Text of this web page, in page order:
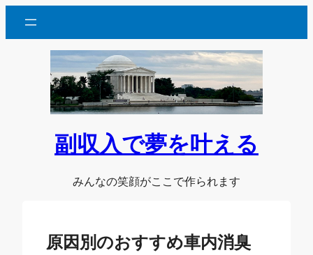
を
副収入で夢を叶える
みんなの笑顔がここで作られます
原因別のおすすめ車内消臭